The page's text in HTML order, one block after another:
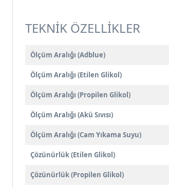
TEKNİK ÖZELLİKLER
Ölçüm Aralığı (Adblue)
Ölçüm Aralığı (Etilen Glikol)
Ölçüm Aralığı (Propilen Glikol)
Ölçüm Aralığı (Akü Sıvısı)
Ölçüm Aralığı (Cam Yıkama Suyu)
Çözünürlük (Etilen Glikol)
Çözünürlük (Propilen Glikol)